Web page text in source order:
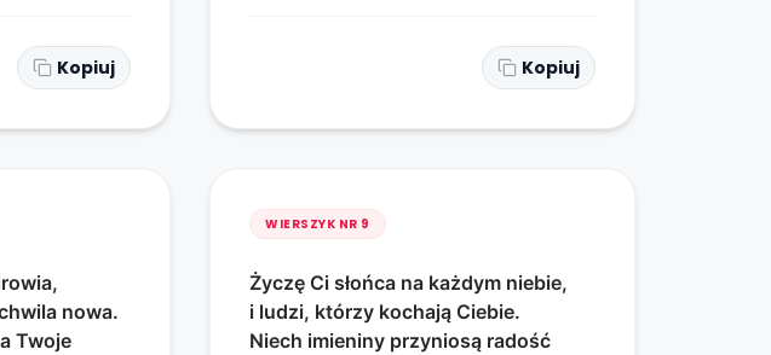
Kopiuj Kopiuj
nowa.
Twoje
WIERSZYK NR 9
Życzę Ci słońca na każdym niebie,
i ludzi, którzy kochają Ciebie.
Niech imieniny przyniosą radość